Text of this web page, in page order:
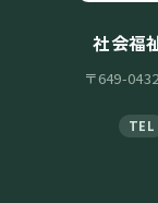
社会福
〒649-0432
TEL